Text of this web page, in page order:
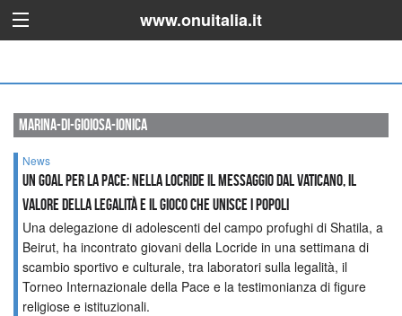
www.onuitalia.it
marina-di-gioiosa-ionica
News
Un Goal per la Pace: nella Locride il messaggio dal Vaticano, il
valore della legalità e il gioco che unisce i popoli
Una delegazione di adolescenti del campo profughi di Shatila, a
Beirut, ha incontrato giovani della Locride in una settimana di
scambio sportivo e culturale, tra laboratori sulla legalità, il
Torneo Internazionale della Pace e la testimonianza di figure
religiose e istituzionali.